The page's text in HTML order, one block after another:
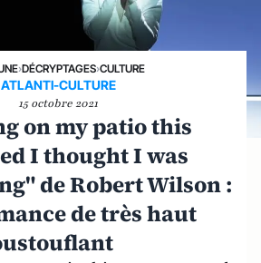
›DÉCRYPTAGES›CULTURE
ATLANTI-CULTURE
15 octobre 2021
on my patio this
I thought I was
de Robert Wilson :
de très haut